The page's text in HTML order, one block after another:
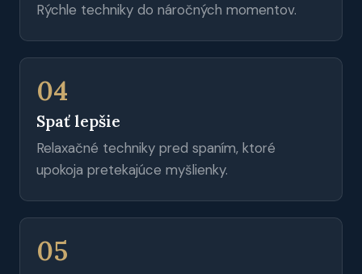
Rýchle techniky do náročných momentov.
04
Spať lepšie
Relaxačné techniky pred spaním, ktoré
upokoja pretekajúce myšlienky.
05